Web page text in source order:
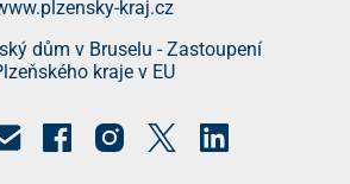
kraj.cz
dům v Bruselu - Zastoupení
kraje v EU